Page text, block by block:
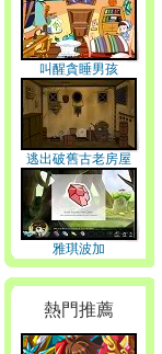
叫醒貪睡男孩
逃出破舊古老房屋
雅琪波加
熱門推薦